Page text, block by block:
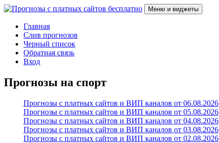
Перейти
содержимому
Прогнозы с платных сайтов бесплатно
Слив прогнозов с платных VIP каналов
Меню и виджеты
Главная
Слив прогнозов
Черный список
Обратная связь
Вход
Прогнозы на спорт
Прогнозы с платных сайтов и ВИП каналов от 06.08.2026
Прогнозы с платных сайтов и ВИП каналов от 05.08.2026
Прогнозы с платных сайтов и ВИП каналов от 04.08.2026
Прогнозы с платных сайтов и ВИП каналов от 03.08.2026
Прогнозы с платных сайтов и ВИП каналов от 02.08.2026